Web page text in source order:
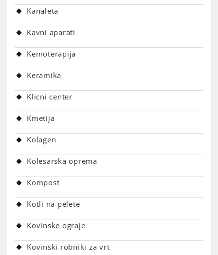
Kanaleta
Kavni aparati
Kemoterapija
Keramika
Klicni center
Kmetija
Kolagen
Kolesarska oprema
Kompost
Kotli na pelete
Kovinske ograje
Kovinski robniki za vrt